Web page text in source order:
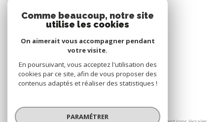
Nous suivre
© 2026 | Tous droits réservés
Comme beaucoup, notre site
utilise les cookies
On aimerait vous accompagner pendant
votre visite.
En poursuivant, vous acceptez l'utilisation des
cookies par ce site, afin de vous proposer des
contenus adaptés et réaliser des statistiques !
PARAMÉTRER